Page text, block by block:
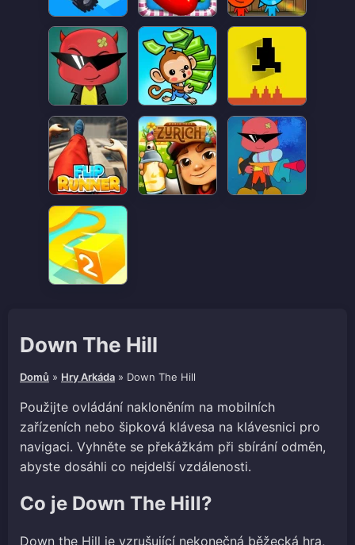
Down The Hill
Domů » Hry Arkáda » Down The Hill
Použijte ovládání nakloněním na mobilních
zařízeních nebo šipková klávesa na klávesnici pro
navigaci. Vyhněte se překážkám při sbírání odměn,
abyste dosáhli co nejdelší vzdálenosti.
Co je Down The Hill?
Down the Hill je vzrušující nekonečná běžecká hra,